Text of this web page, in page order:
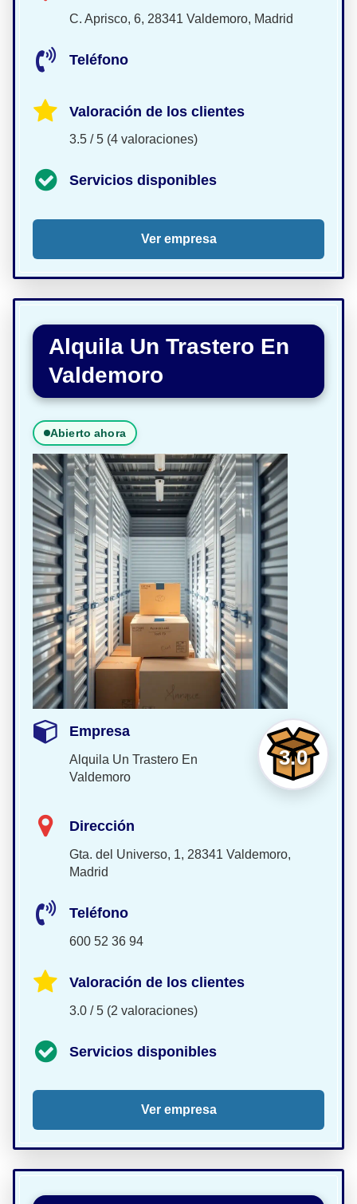
C. Aprisco, 6, 28341 Valdemoro, Madrid
Teléfono
Valoración de los clientes
3.5 / 5 (4 valoraciones)
Servicios disponibles
Ver empresa
Alquila Un Trastero En
Valdemoro
Abierto ahora
3.0
Empresa
Alquila Un Trastero En
Valdemoro
Dirección
Gta. del Universo, 1, 28341 Valdemoro,
Madrid
Teléfono
600 52 36 94
Valoración de los clientes
3.0 / 5 (2 valoraciones)
Servicios disponibles
Ver empresa